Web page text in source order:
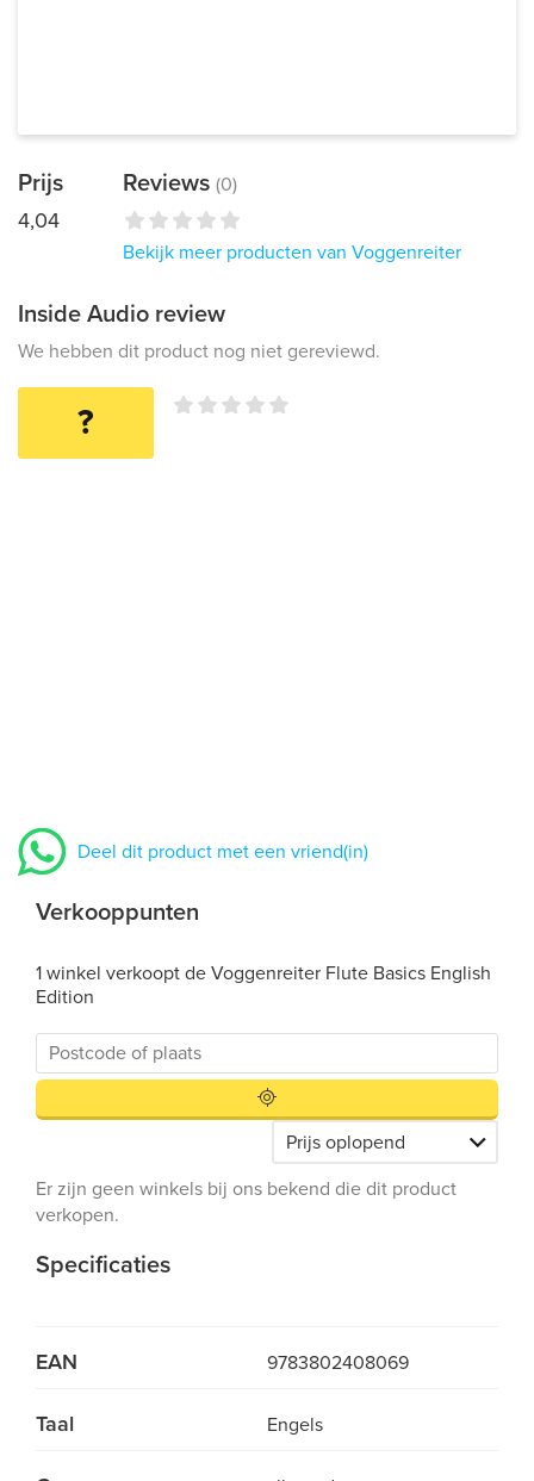
Prijs
4,04
Reviews (0)
Bekijk meer producten van Voggenreiter
Inside Audio review
We hebben dit product nog niet gereviewd.
?
Deel dit product met een vriend(in)
Verkooppunten
1 winkel verkoopt de Voggenreiter Flute Basics English
Edition
Er zijn geen winkels bij ons bekend die dit product
verkopen.
Specificaties
EAN 9783802408069
Taal Engels